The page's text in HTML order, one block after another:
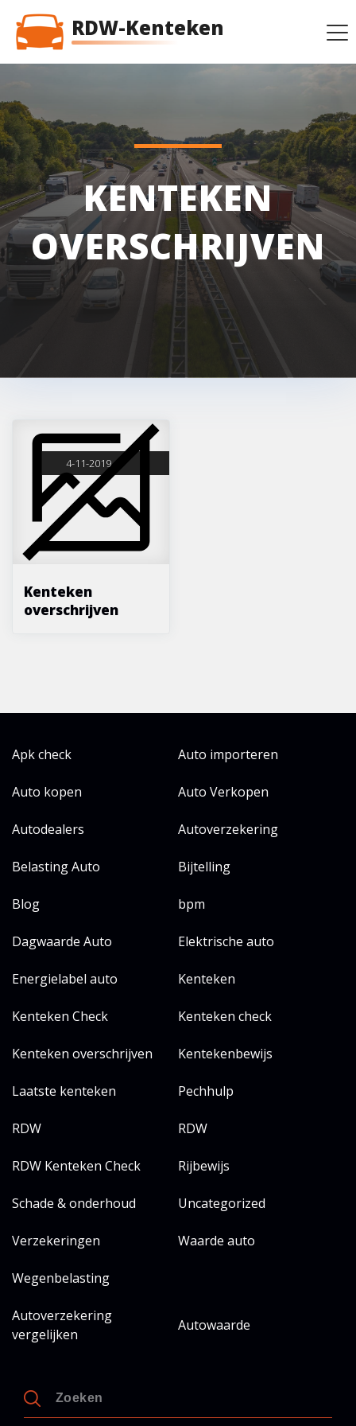
RDW-Kenteken
KENTEKEN
OVERSCHRIJVEN
4-11-2019
Kenteken
overschrijven
Apk check Auto importeren
Auto kopen Auto Verkopen
Autodealers Autoverzekering
Belasting Auto Bijtelling
Blog bpm
Dagwaarde Auto Elektrische auto
Energielabel auto Kenteken
Kenteken Check Kenteken check
Kenteken overschrijven Kentekenbewijs
Laatste kenteken Pechhulp
RDW RDW
RDW Kenteken Check Rijbewijs
Schade & onderhoud Uncategorized
Verzekeringen Waarde auto
Wegenbelasting
Autoverzekering
vergelijken
Autowaarde